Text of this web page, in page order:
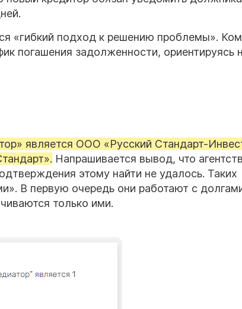
«гибкий подход к решению проблемы».
погашения задолженности, ориентируясь
является ООО «Русский Стандарт-
Напрашивается вывод, что
этому найти не удалось. Таких
В первую очередь они работают с
только ими.